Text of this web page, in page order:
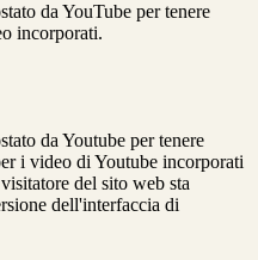
da YouTube per tenere
incorporati.
da Youtube per tenere
i video di Youtube incorporati
del sito web sta
dell'interfaccia di